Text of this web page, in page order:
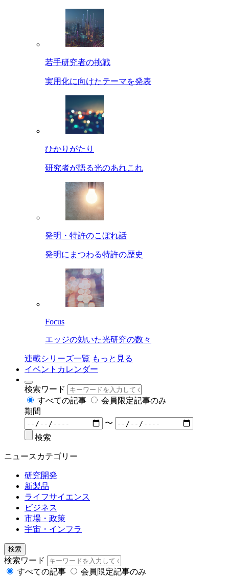
若手研究者の挑戦
実用化に向けたテーマを発表
ひかりがたり
研究者が語る光のあれこれ
発明・特許のこぼれ話
発明にまつわる特許の歴史
Focus
エッジの効いた光研究の数々
連載シリーズ一覧 もっと見る
イベントカレンダー
検索ワード
すべての記事
会員限定記事のみ
期間
〜
検索
ニュースカテゴリー
研究開発
新製品
ライフサイエンス
ビジネス
市場・政策
宇宙・インフラ
検索
検索ワード
すべての記事
会員限定記事のみ